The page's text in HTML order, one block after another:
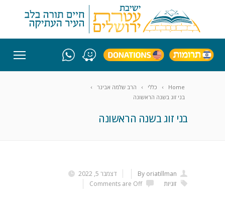
Home כללי
הרב שלמה אבינר
בני זוג בשנה הראשונה
בני זוג בשנה הראשונה
דצמבר 5, 2022
By oriatillman
Comments are Off
זוגיות